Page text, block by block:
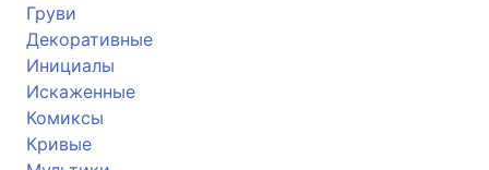
Груви
Декоративные
Инициалы
Искаженные
Комиксы
Кривые